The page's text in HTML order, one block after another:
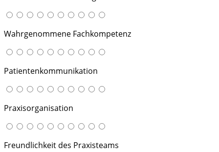
Wahrgenommene Fachkompetenz
Patientenkommunikation
Praxisorganisation
Freundlichkeit des Praxisteams